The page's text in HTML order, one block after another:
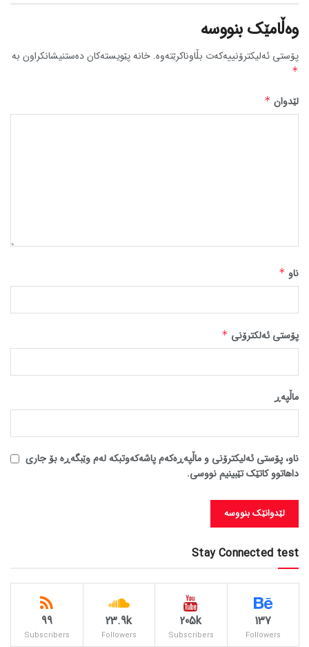
وەڵامێک بنووسە
پۆستی ئەلیکترۆنییەکەت بڵاوناکرێتەوە. خانە پێویستەکان دەستنیشانکراون بە
*
لێدوان *
ناو *
پۆستی ئەلکترۆنی *
ماڵپه‌ڕ
ناو، پۆستی ئەلیکترۆنی و ماڵپەڕەکەم پاشەکەوتبکە لەم وێبگەڕە بۆ جاری
داهاتوو کاتێک تێبینیم نووسی.
Stay Connected test
137
Followers
205k
Subscribers
23.9k
Followers
99
Subscribers